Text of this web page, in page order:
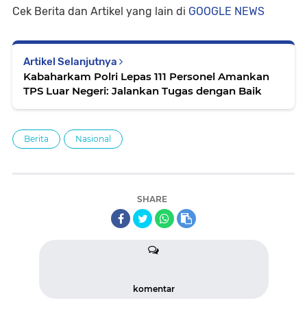
Cek Berita dan Artikel yang lain di GOOGLE NEWS
Artikel Selanjutnya
Kabaharkam Polri Lepas 111 Personel Amankan
TPS Luar Negeri: Jalankan Tugas dengan Baik
Berita Nasional
SHARE
komentar